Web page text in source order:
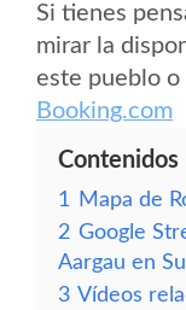
Si tienes
mirar la
este pueblo o
Booking.com
Contenidos
1
Mapa de
2 Google
Aargau en
3 Vídeos